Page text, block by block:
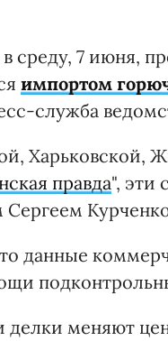
среду, 7 июня,
импортом
служба
Харьковской,
правда", эти
данные
меняют